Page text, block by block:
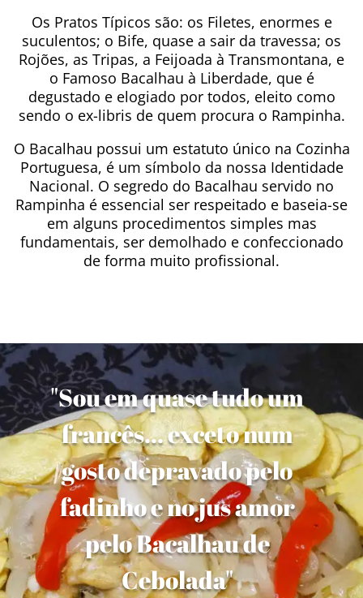
Os Pratos Típicos são: os Filetes, enormes e
suculentos; o Bife, quase a sair da travessa; os
Rojões, as Tripas, a Feijoada à Transmontana, e
o Famoso Bacalhau à Liberdade, que é
degustado e elogiado por todos, eleito como
sendo o ex-libris de quem procura o Rampinha.
O Bacalhau possui um estatuto único na Cozinha
Portuguesa, é um símbolo da nossa Identidade
Nacional. O segredo do Bacalhau servido no
Rampinha é essencial ser respeitado e baseia-se
em alguns procedimentos simples mas
fundamentais, ser demolhado e confeccionado
de forma muito profissional.
"Sou em quase tudo um
francês... exceto num
gosto depravado pelo
fadinho e no jus amor
pelo Bacalhau de
Cebolada"